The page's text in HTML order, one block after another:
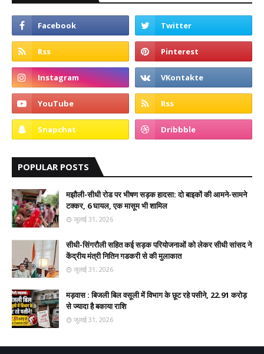
POPULAR POSTS
मझौली-सीधी रोड पर भीषण सड़क हादसा: दो बाइकों की आमने-सामने
टक्कर, 6 घायल, एक मासूम भी शामिल
जुलाई 31, 2026
सीधी-सिंगरौली सहित कई सड़क परियोजनाओं को लेकर सीधी सांसद ने
केंद्रीय मंत्री नितिन गडकरी से की मुलाकात
जुलाई 31, 2026
मड़वास : बिजली बिल वसूली में विभाग के छूट रहे पसीने, 22.91 करोड़
से ज्यादा है बकाया राशि
जुलाई 31, 2026